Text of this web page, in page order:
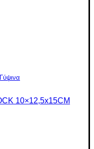
10×12,5x15CM